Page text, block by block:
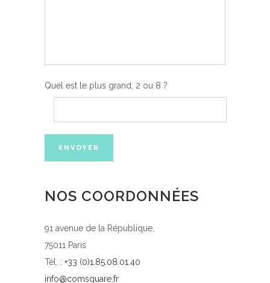
Quel est le plus grand, 2 ou 8 ?
NOS COORDONNÉES
91 avenue de la République,
75011 Paris
Tél. : +33 (0)1.85.08.01.40
info@comsquare.fr